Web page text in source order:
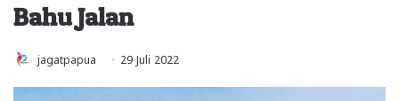
Bahu Jalan
jagatpapua 29 Juli 2022